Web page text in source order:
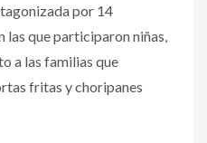
por 14
que participaron niñas,
a las familias que
fritas y choripanes